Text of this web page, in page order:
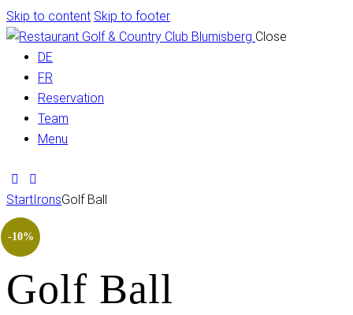
Skip to content Skip to footer
Close
DE
FR
Reservation
Team
Menu
StartIronsGolf Ball
-10%
Golf Ball